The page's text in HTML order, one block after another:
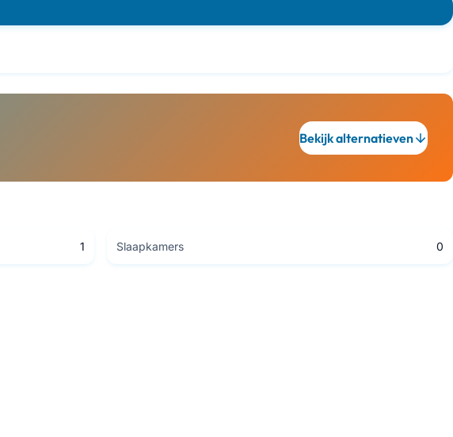
Bekijk alternatieven
1 Slaapkamers 0